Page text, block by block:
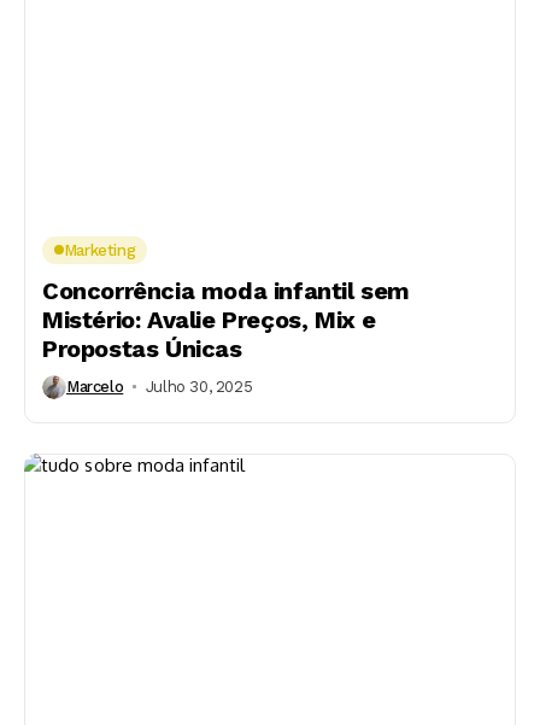
Marketing
Concorrência moda infantil sem
Mistério: Avalie Preços, Mix e
Propostas Únicas
Marcelo Julho 30, 2025